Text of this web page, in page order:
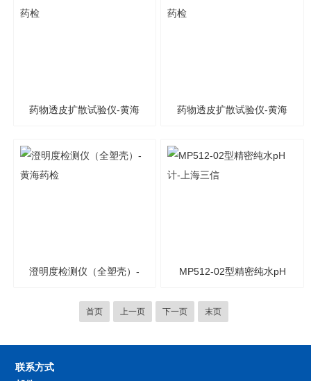
药物透皮扩散试验仪-黄海 药物透皮扩散试验仪-黄海
澄明度检测仪（全塑壳）-
黄海药检
MP512-02型精密纯水pH
计-上海三信
首页 上一页 下一页 末页
联系方式